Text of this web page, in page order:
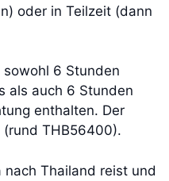
oder in Teilzeit (dann
6 Stunden
als auch 6 Stunden
enthalten. Der
(rund THB56400).
nach Thailand reist und